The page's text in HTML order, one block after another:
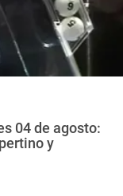
04 de agosto:
y